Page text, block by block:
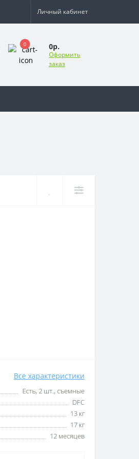
Личный кабинет
0 0р.
Оформить
заказ
Все характеристики
Есть, 2 шт., съемные
DFC
13 кг
17 кг
12 месяцев